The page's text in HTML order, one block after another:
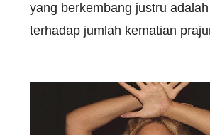
yang berkembang justru
terhadap jumlah kematian